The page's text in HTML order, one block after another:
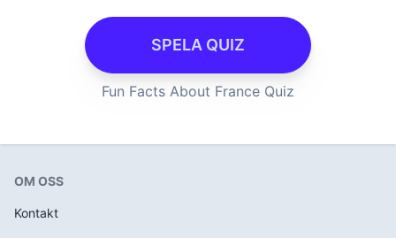
SPELA QUIZ
Fun Facts About France Quiz
OM OSS
Kontakt